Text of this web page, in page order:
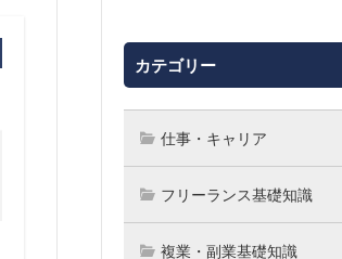
カテゴリー
仕事・キャリア
フリーランス基礎知識
複業・副業基礎知識